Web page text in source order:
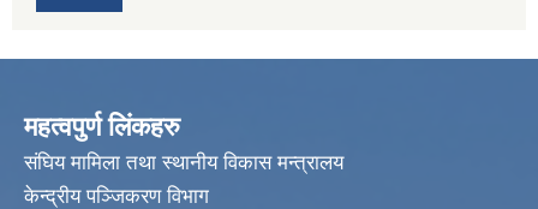
महत्वपुर्ण लिंकहरु
संघिय मामिला तथा स्थानीय विकास मन्त्रालय
केन्द्रीय पञ्जिकरण विभाग